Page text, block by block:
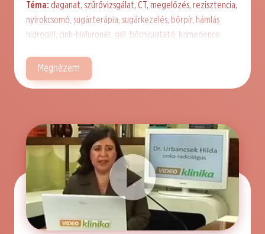
Téma: daganat, szűrővizsgálat, CT, megelőzés, rezisztencia,
nyirokcsomó, sugárterápia, sugárkezelés, bőrpír, hámlás
hidrogél, cink-hialuronát, gél, bőrnyugtató, kismedence
Megnézem